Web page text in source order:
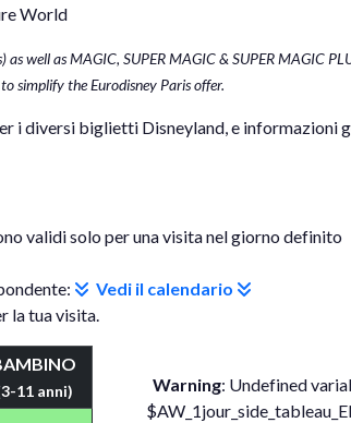
World
well as MAGIC, SUPER MAGIC & SUPER MAGIC
simplify the Eurodisney Paris offer.
i diversi biglietti Disneyland, e informazioni
validi solo per una visita nel giorno definito
Vedi il calendario
la tua visita.
11 anni) Warning: Undefined